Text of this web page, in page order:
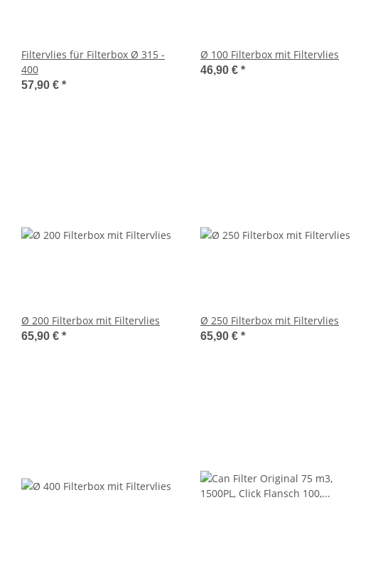
Filtervlies für Filterbox Ø 315 -
400
57,90 € *
Ø 100 Filterbox mit Filtervlies
46,90 € *
Ø 200 Filterbox mit Filtervlies
65,90 € *
Ø 250 Filterbox mit Filtervlies
65,90 € *